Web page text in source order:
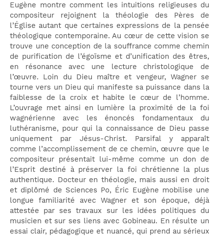
Eugène montre comment les intuitions religieuses du
compositeur rejoignent la théologie des Pères de
l’Église autant que certaines expressions de la pensée
théologique contemporaine. Au cœur de cette vision se
trouve une conception de la souffrance comme chemin
de purification de l’égoïsme et d’unification des êtres,
en résonance avec une lecture christologique de
l’œuvre. Loin du Dieu maître et vengeur, Wagner se
tourne vers un Dieu qui manifeste sa puissance dans la
faiblesse de la croix et habite le cœur de l’homme.
L’ouvrage met ainsi en lumière la proximité de la foi
wagnérienne avec les énoncés fondamentaux du
luthéranisme, pour qui la connaissance de Dieu passe
uniquement par Jésus-Christ. Parsifal y apparaît
comme l’accomplissement de ce chemin, œuvre que le
compositeur présentait lui-même comme un don de
l’Esprit destiné à préserver la foi chrétienne la plus
authentique. Docteur en théologie, mais aussi en droit
et diplômé de Sciences Po, Éric Eugène mobilise une
longue familiarité avec Wagner et son époque, déjà
attestée par ses travaux sur les idées politiques du
musicien et sur ses liens avec Gobineau. En résulte un
essai clair, pédagogique et nuancé, qui prend au sérieux